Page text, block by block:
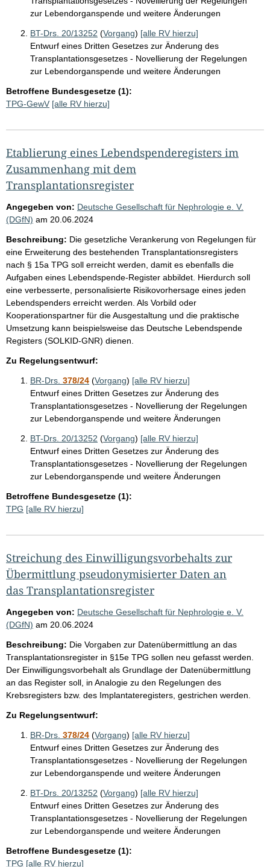
zur Lebendorganspende und weitere Änderungen
BT-Drs. 20/13252 (Vorgang) [alle RV hierzu]
Entwurf eines Dritten Gesetzes zur Änderung des
Transplantationsgesetzes - Novellierung der Regelungen
zur Lebendorganspende und weitere Änderungen
Betroffene Bundesgesetze (1):
TPG-GewV [alle RV hierzu]
Etablierung eines Lebendspenderegisters im
Zusammenhang mit dem
Transplantationsregister
Angegeben von: Deutsche Gesellschaft für Nephrologie e. V.
(DGfN) am 20.06.2024
Beschreibung: Die gesetzliche Verankerung von Regelungen für
eine Erweiterung des bestehenden Transplantationsregisters
nach § 15a TPG soll erreicht werden, damit es ebenfalls die
Aufgaben eines Lebendspende-Register abbildet. Hierdurch soll
eine verbesserte, personalisierte Risikovorhersage eines jeden
Lebendspenders erreicht werden. Als Vorbild oder
Kooperationspartner für die Ausgestaltung und die praktische
Umsetzung kann beispielsweise das Deutsche Lebendspende
Registers (SOLKID-GNR) dienen.
Zu Regelungsentwurf:
BR-Drs. 378/24 (Vorgang) [alle RV hierzu]
Entwurf eines Dritten Gesetzes zur Änderung des
Transplantationsgesetzes - Novellierung der Regelungen
zur Lebendorganspende und weitere Änderungen
BT-Drs. 20/13252 (Vorgang) [alle RV hierzu]
Entwurf eines Dritten Gesetzes zur Änderung des
Transplantationsgesetzes - Novellierung der Regelungen
zur Lebendorganspende und weitere Änderungen
Betroffene Bundesgesetze (1):
TPG [alle RV hierzu]
Streichung des Einwilligungsvorbehalts zur
Übermittlung pseudonymisierter Daten an
das Transplantationsregister
Angegeben von: Deutsche Gesellschaft für Nephrologie e. V.
(DGfN) am 20.06.2024
Beschreibung: Die Vorgaben zur Datenübermittlung an das
Transplantationsregister in §15e TPG sollen neu gefasst werden.
Der Einwilligungsvorbehalt als Grundlage der Datenübermittlung
an das Register soll, in Analogie zu den Regelungen des
Krebsregisters bzw. des Implantateregisters, gestrichen werden.
Zu Regelungsentwurf:
BR-Drs. 378/24 (Vorgang) [alle RV hierzu]
Entwurf eines Dritten Gesetzes zur Änderung des
Transplantationsgesetzes - Novellierung der Regelungen
zur Lebendorganspende und weitere Änderungen
BT-Drs. 20/13252 (Vorgang) [alle RV hierzu]
Entwurf eines Dritten Gesetzes zur Änderung des
Transplantationsgesetzes - Novellierung der Regelungen
zur Lebendorganspende und weitere Änderungen
Betroffene Bundesgesetze (1):
TPG [alle RV hierzu]